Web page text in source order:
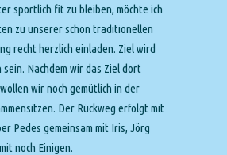
sportlich fit zu bleiben, möchte ich
zu unserer schon traditionellen
recht herzlich einladen. Ziel wird
sein. Nachdem wir das Ziel dort
wir noch gemütlich in der
Der Rückweg erfolgt mit
Pedes gemeinsam mit Iris, Jörg
noch Einigen.